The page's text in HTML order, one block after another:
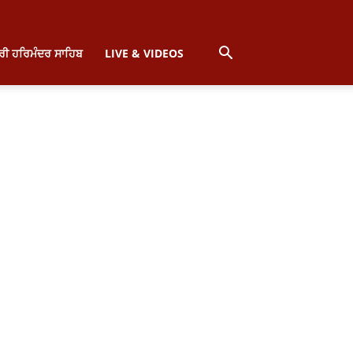
ਹਰਿਮੰਦਰ ਸਾਹਿਬ LIVE & VIDEOS